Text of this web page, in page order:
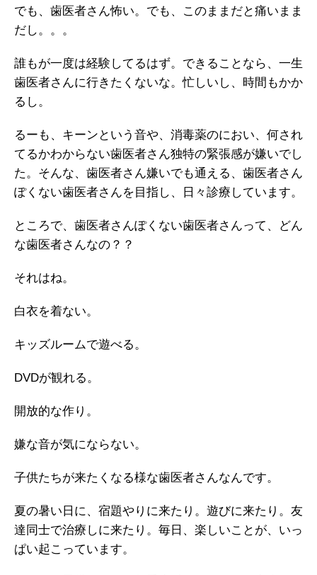
でも、歯医者さん怖い。 でも、このままだと痛いまま
だし。。。
誰もが一度は経験してるはず。 できることなら、一生
歯医者さんに行きたくないな。忙しいし、時間もかか
るし。
るーも、キーンという音や、消毒薬のにおい、何され
てるかわからない歯医者さん独特の緊張感が嫌いでし
た。 そんな、歯医者さん嫌いでも通える、歯医者さん
ぽくない歯医者さんを目指し、日々診療しています。
ところで、歯医者さんぽくない歯医者さんって、どん
な歯医者さんなの？？
それはね。
白衣を着ない。
キッズルームで遊べる。
DVDが観れる。
開放的な作り。
嫌な音が気にならない。
子供たちが来たくなる様な歯医者さんなんです。
夏の暑い日に、宿題やりに来たり。遊びに来たり。友
達同士で治療しに来たり。 毎日、楽しいことが、いっ
ぱい起こっています。